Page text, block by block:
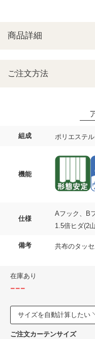
組成 ポリエステル
機能
仕様
Aフック、B
1.5倍ヒダ(2
備考 共布のタッセ
在庫あり
---
サイズを自動計算したい
ご注文カーテンサイズ
ご注文方法
商品詳細